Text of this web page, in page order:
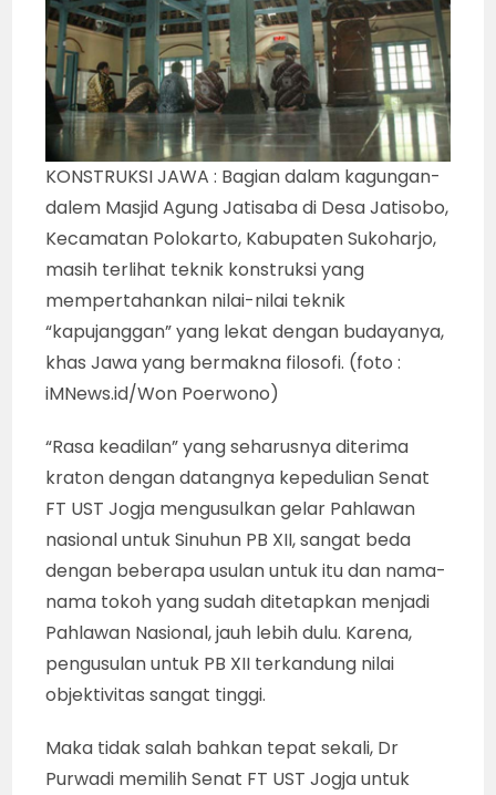
KONSTRUKSI JAWA : Bagian dalam kagungan-
dalem Masjid Agung Jatisaba di Desa Jatisobo,
Kecamatan Polokarto, Kabupaten Sukoharjo,
masih terlihat teknik konstruksi yang
mempertahankan nilai-nilai teknik
“kapujanggan” yang lekat dengan budayanya,
khas Jawa yang bermakna filosofi. (foto :
iMNews.id/Won Poerwono)
“Rasa keadilan” yang seharusnya diterima
kraton dengan datangnya kepedulian Senat
FT UST Jogja mengusulkan gelar Pahlawan
nasional untuk Sinuhun PB XII, sangat beda
dengan beberapa usulan untuk itu dan nama-
nama tokoh yang sudah ditetapkan menjadi
Pahlawan Nasional, jauh lebih dulu. Karena,
pengusulan untuk PB XII terkandung nilai
objektivitas sangat tinggi.
Maka tidak salah bahkan tepat sekali, Dr
Purwadi memilih Senat FT UST Jogja untuk